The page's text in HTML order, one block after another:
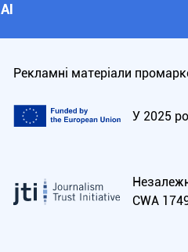
АІ
Рекламні матеріали
У 2025
CWA